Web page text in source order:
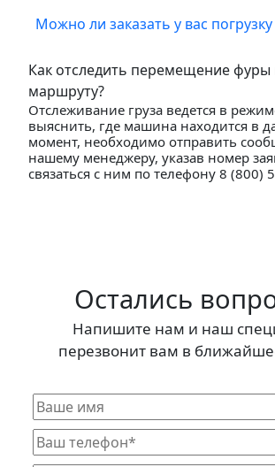
Можно ли заказать у вас погрузку
Как отследить перемещение фуры
маршруту?
Отслеживание груза ведется в
выяснить, где машина находится в
момент, необходимо отправить
нашему менеджеру, указав номер
связаться с ним по телефону 8 (800)
Остались
Напишите нам и наш
перезвонит вам в